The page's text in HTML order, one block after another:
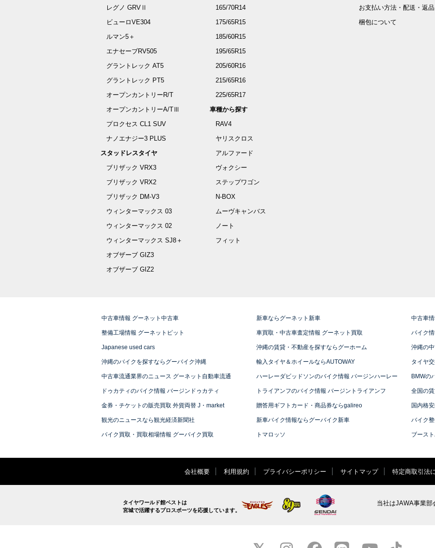
レグノ GRVⅡ
ビューロVE304
ルマン5＋
エナセーブRV505
グラントレック AT5
グラントレック PT5
オープンカントリーR/T
オープンカントリーA/TⅢ
プロクセス CL1 SUV
ナノエナジー3 PLUS
スタッドレスタイヤ
ブリザック VRX3
ブリザック VRX2
ブリザック DM-V3
ウィンターマックス 03
ウィンターマックス 02
ウィンターマックス SJ8＋
オブザーブ GIZ3
オブザーブ GIZ2
165/70R14
175/65R15
185/60R15
195/65R15
205/60R16
215/65R16
225/65R17
車種から探す
RAV4
ヤリスクロス
アルファード
ヴォクシー
ステップワゴン
N-BOX
ムーヴキャンバス
ノート
フィット
お支払い方法・配送・返品
梱包について
中古車情報 グーネット中古車 新車ならグーネット新車 中古車
整備工場情報 グーネットピット 車買取・中古車査定情報 グーネット買取 バイク
Japanese used cars 沖縄の賃貸・不動産を探すならグーホーム 沖縄の
沖縄のバイクを探すならグーバイク沖縄 輸入タイヤ＆ホイールならAUTOWAY タイヤ
中古車流通業界のニュース グーネット自動車流通 ハーレーダビッドソンのバイク情報 バージンハーレー BMWの
ドゥカティのバイク情報 バージンドゥカティ トライアンフのバイク情報 バージントライアンフ 全国の
金券・チケットの販売買取 外貨両替 J・market 贈答用ギフトカード・商品券ならgalireo 国内格
観光のニュースなら観光経済新聞社 新車バイク情報ならグーバイク新車 バイク
バイク買取・買取相場情報 グーバイク買取 トマロッソ ブース
会社概要 利用規約 プライバシーポリシー サイトマップ 特定商取引法
タイヤワールド館ベストは
宮城で活躍するプロスポーツを応援しています。
当社はJAWA事業部